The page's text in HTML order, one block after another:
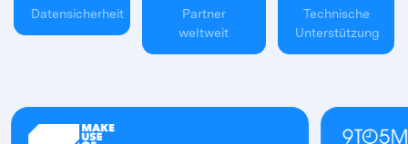
Datensicherheit
Partner
weltweit
Technische
Unterstützung